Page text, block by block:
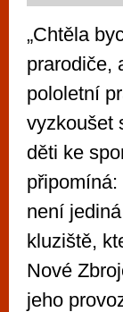
„Chtěla
prarodiče,
pololetní
vyzkoušet
děti ke
připomíná:
není
kluziště,
Nové
jeho